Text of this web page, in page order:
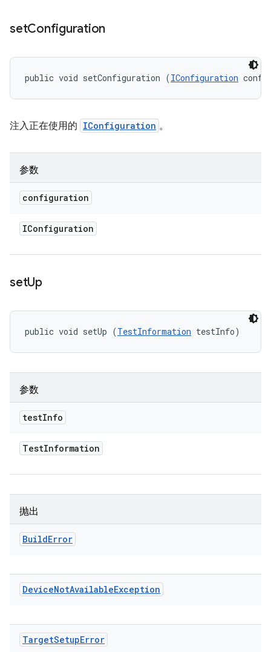
setConfiguration
public void setConfiguration (IConfiguration
注入正在使用的 IConfiguration 。
参数
configuration
IConfiguration
setUp
public void setUp (TestInformation testInfo)
参数
testInfo
TestInformation
抛出
BuildError
DeviceNotAvailableException
TargetSetupError